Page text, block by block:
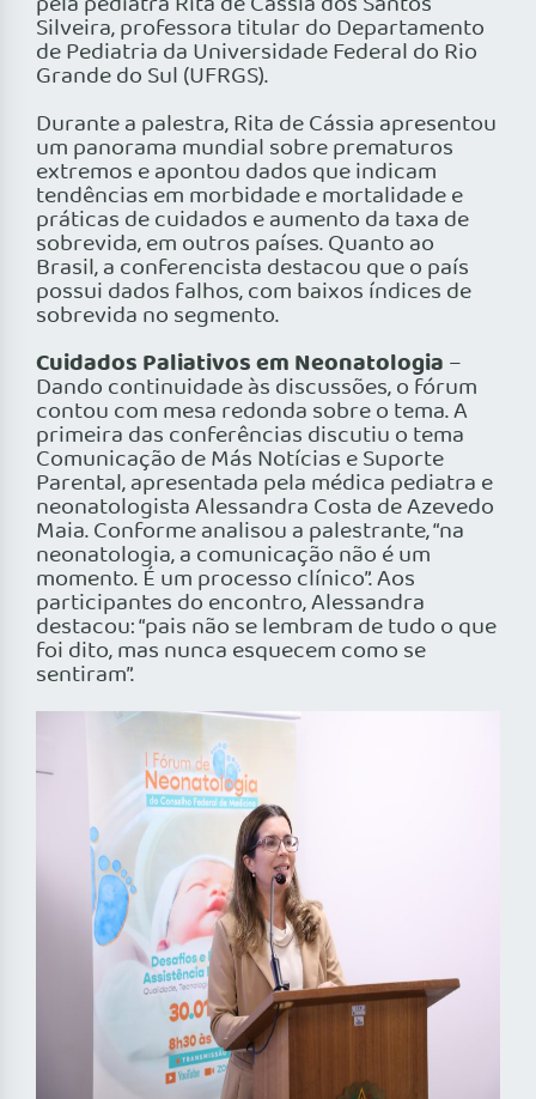
Silveira, professora titular do Departamento
de Pediatria da Universidade Federal do Rio
Grande do Sul (UFRGS).
Durante a palestra, Rita de Cássia apresentou
um panorama mundial sobre prematuros
extremos e apontou dados que indicam
tendências em morbidade e mortalidade e
práticas de cuidados e aumento da taxa de
sobrevida, em outros países. Quanto ao
Brasil, a conferencista destacou que o país
possui dados falhos, com baixos índices de
sobrevida no segmento.
Cuidados Paliativos em Neonatologia –
Dando continuidade às discussões, o fórum
contou com mesa redonda sobre o tema. A
primeira das conferências discutiu o tema
Comunicação de Más Notícias e Suporte
Parental, apresentada pela médica pediatra e
neonatologista Alessandra Costa de Azevedo
Maia. Conforme analisou a palestrante, “na
neonatologia, a comunicação não é um
momento. É um processo clínico”. Aos
participantes do encontro, Alessandra
destacou: “pais não se lembram de tudo o que
foi dito, mas nunca esquecem como se
sentiram”.